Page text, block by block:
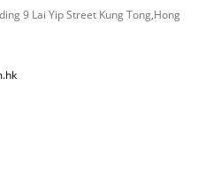
9 Lai Yip Street Kung Tong,Hong